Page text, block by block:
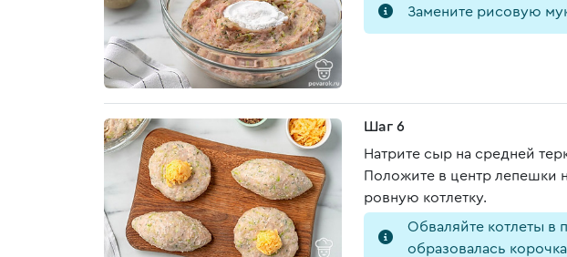
Замените рисовую
Шаг 6
Натрите сыр на средней
Положите в центр лепешки
ровную котлетку.
Обваляйте котлеты в
образовалась